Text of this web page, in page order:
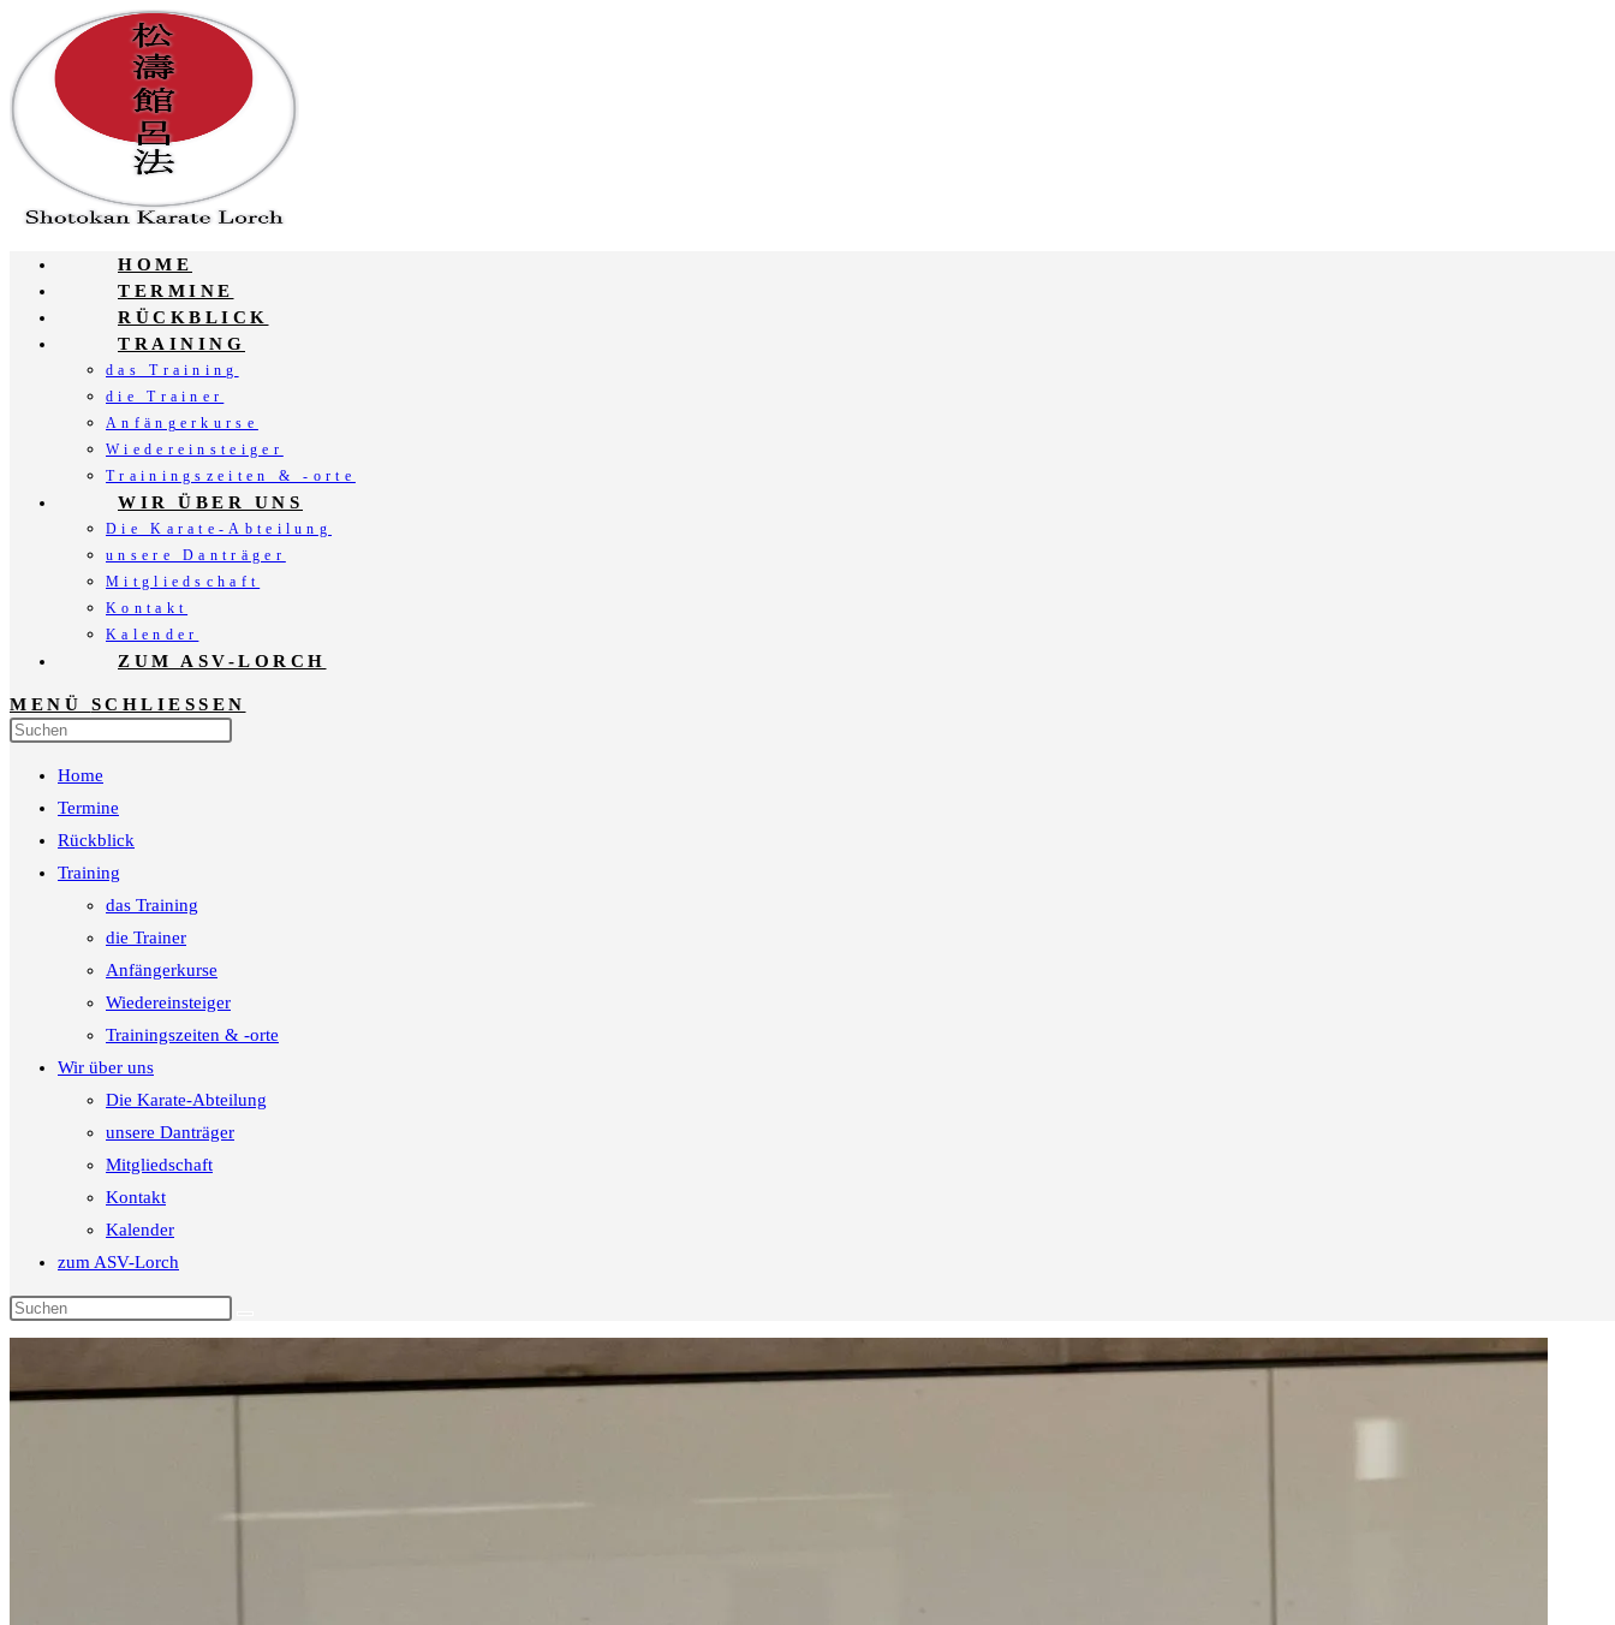
Inhalt
springen
HOME
TERMINE
RÜCKBLICK
TRAINING
das Training
die Trainer
Anfängerkurse
Wiedereinsteiger
Trainingszeiten & -orte
WIR ÜBER UNS
Die Karate-Abteilung
unsere Danträger
Mitgliedschaft
Kontakt
Kalender
ZUM ASV-LORCH
MENÜ SCHLIESSEN
Home
Termine
Rückblick
Training
das Training
die Trainer
Anfängerkurse
Wiedereinsteiger
Trainingszeiten & -orte
Wir über uns
Die Karate-Abteilung
unsere Danträger
Mitgliedschaft
Kontakt
Kalender
zum ASV-Lorch
Diese